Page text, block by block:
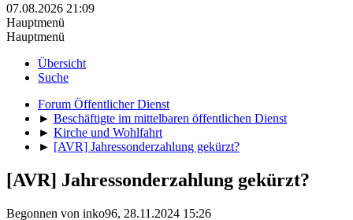
07.08.2026 21:09
Hauptmenü
Hauptmenü
Übersicht
Suche
Forum Öffentlicher Dienst
► Beschäftigte im mittelbaren öffentlichen Dienst
► Kirche und Wohlfahrt
► [AVR] Jahressonderzahlung gekürzt?
[AVR] Jahressonderzahlung gekürzt?
Begonnen von inko96, 28.11.2024 15:26